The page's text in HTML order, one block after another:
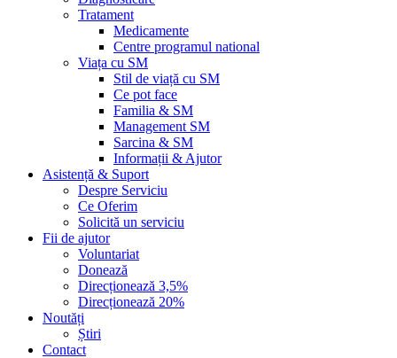
Tratament
Medicamente
Centre programul national
Viața cu SM
Stil de viață cu SM
Ce pot face
Familia & SM
Management SM
Sarcina & SM
Informații & Ajutor
Asistență & Suport
Despre Serviciu
Ce Oferim
Solicită un serviciu
Fii de ajutor
Voluntariat
Donează
Direcționează 3,5%
Direcționează 20%
Noutăți
Știri
Contact